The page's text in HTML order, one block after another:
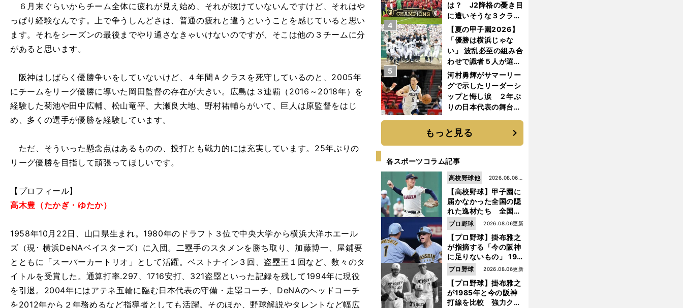
６月末ぐらいからチーム全体に疲れが見え始め、それが抜けていないんですけど、それはや
っぱり経験なんです。上で争うしんどさは、普通の疲れと違うということを感じていると思い
ます。それをシーズンの最後までやり通さなきゃいけないのですが、そこは他の３チームに分
があると思います。
阪神はしばらく優勝争いをしていないけど、４年間Ａクラスを死守しているのと、2005年
にチームをリーグ優勝に導いた岡田監督の存在が大きい。広島は３連覇（2016～2018年）を
経験した菊池や田中広輔、松山竜平、大瀬良大地、野村祐輔らがいて、巨人は原監督をはじ
め、多くの選手が優勝を経験しています。
ただ、そういった懸念点はあるものの、投打とも戦力的には充実しています。25年ぶりの
リーグ優勝を目指して頑張ってほしいです。
【プロフィール】
高木豊（たかぎ・ゆたか）
1958年10月22日、山口県生まれ。1980年のドラフト３位で中央大学から横浜大洋ホエール
ズ（現･ 横浜DeNAベイスターズ）に入団。二塁手のスタメンを勝ち取り、加藤博一、屋鋪要
とともに「スーパーカートリオ」として活躍。ベストナイン３回、盗塁王１回など、数々のタ
イトルを受賞した。通算打率.297、1716安打、321盗塁といった記録を残して1994年に現役
を引退。2004年にはアテネ五輪に臨む日本代表の守備・走塁コーチ、DeNAのヘッドコーチ
を2012年から２年務めるなど指導者としても活躍。そのほか、野球解説やタレントなど幅広
は？ J2降格の憂き目
に遭いそうな３クラブ
とは？
【夏の甲子園2026】
「優勝は横浜じゃな
い」 波乱必至の組み合
わせで識者５人が選ん
だ優勝校はここだ！
4
河村勇輝がサマーリー
グで示したリーダーシ
ップと悔し涙 ２年ぶ
りの日本代表の舞台を
は続く
5
もっと見る
各スポーツコラム記事
【高校野球】甲子園に
届かなかった全国の隠
れた逸材たち 全国を
巡って見つけた"幻の
スター候補"たち
2026.08.06更
新
高校野球他
【プロ野球】掛布雅之
が指摘する「今の阪神
に足りないもの」 198
5年のチームよりもつ
ながりを感じない
2026.08.06更新
プロ野球
【プロ野球】掛布雅之
が1985年と今の阪神
打線を比較 強力クリ
2026.08.06更新
プロ野球